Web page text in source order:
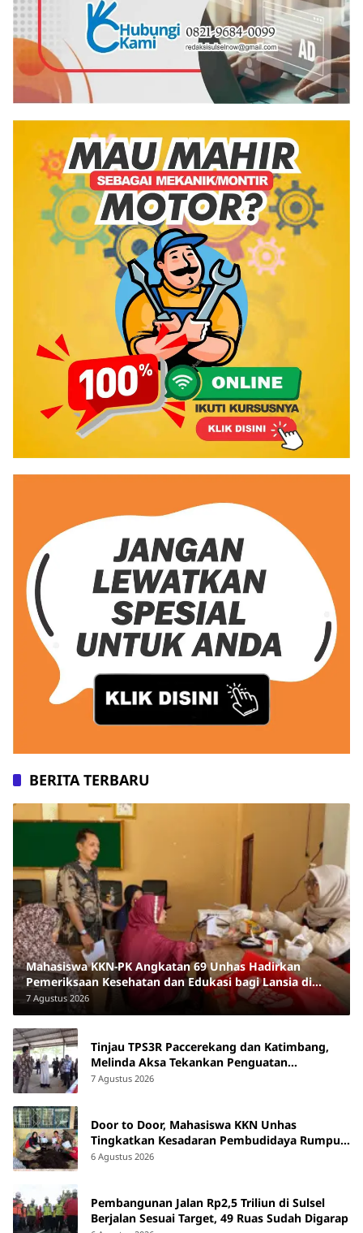
BERITA TERBARU
Mahasiswa KKN-PK Angkatan 69 Unhas Hadirkan
Pemeriksaan Kesehatan dan Edukasi bagi Lansia di
Barru
7 Agustus 2026
Tinjau TPS3R Paccerekang dan Katimbang,
Melinda Aksa Tekankan Penguatan
Pengelolaan Sampah dari Sumber
7 Agustus 2026
Door to Door, Mahasiswa KKN Unhas
Tingkatkan Kesadaran Pembudidaya Rumput
Laut di Bantaeng
6 Agustus 2026
Pembangunan Jalan Rp2,5 Triliun di Sulsel
Berjalan Sesuai Target, 49 Ruas Sudah Digarap